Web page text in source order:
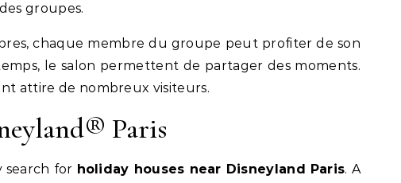
groupes.
chaque membre du groupe peut profiter de son
le salon permettent de partager des moments.
attire de nombreux visiteurs.
Paris
search for holiday houses near Disneyland Paris. A